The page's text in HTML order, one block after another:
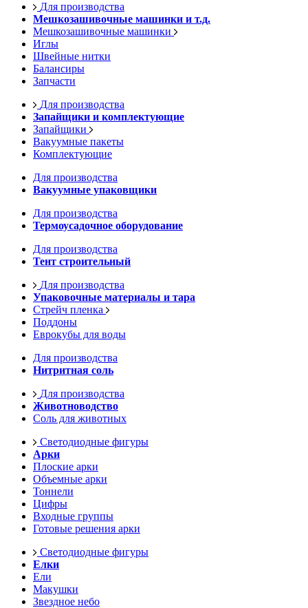
Для производства
Мешкозашивочные машинки и т.д.
Мешкозашивочные машинки
Иглы
Швейные нитки
Балансиры
Запчасти
Для производства
Запайщики и комплектующие
Запайщики
Вакуумные пакеты
Комплектующие
Для производства
Вакуумные упаковщики
Для производства
Термоусадочное оборудование
Для производства
Тент строительный
Для производства
Упаковочные материалы и тара
Стрейч пленка
Поддоны
Еврокубы для воды
Для производства
Нитритная соль
Для производства
Животноводство
Соль для животных
Светодиодные фигуры
Арки
Плоские арки
Объемные арки
Тоннели
Цифры
Входные группы
Готовые решения арки
Светодиодные фигуры
Елки
Ели
Макушки
Звездное небо